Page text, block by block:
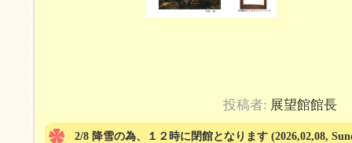
投稿者: 展望館館長
2/8 降雪の為、１２時に閉館となります (2026,02,08,